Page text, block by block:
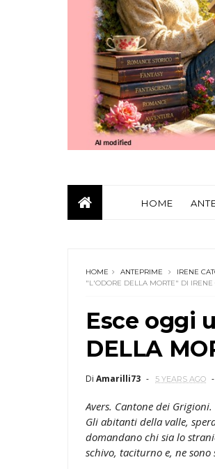
HOME
HOME ANTEPRIME IRENE
"L'ODORE DELLA MORTE" DI IRENE
Esce oggi
DELLA
Di Amarilli73 5 YEARS AGO
Avers. Cantone dei Grigioni.
Gli abitanti della valle,
domandano chi sia lo
schivo, taciturno e, ne sono